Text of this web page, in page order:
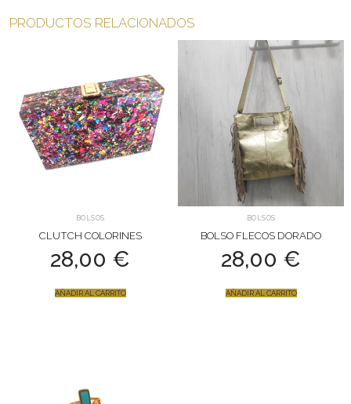
PRODUCTOS RELACIONADOS
BOLSOS
CLUTCH COLORINES
28,00 €
AÑADIR AL CARRITO
BOLSOS
BOLSO FLECOS DORADO
28,00 €
AÑADIR AL CARRITO